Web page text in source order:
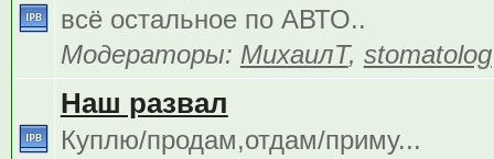
всё остальное по АВТО..
Модераторы: МихаилТ, stomatolog
Наш развал
Куплю/продам,отдам/приму...